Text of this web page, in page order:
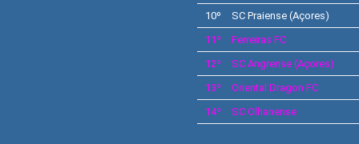
10º
SC Praiense(Açores)
11º
Ferreiras FC
12º
SC Angrense (Açores)
13º
Oriental Dragon FC
14º
SC Olhanense